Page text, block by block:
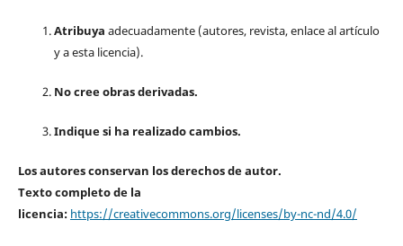
Atribuya adecuadamente (autores, revista, enlace al artículo
y a esta licencia).
No cree obras derivadas.
Indique si ha realizado cambios.
Los autores conservan los derechos de autor.
Texto completo de la
licencia: https://creativecommons.org/licenses/by-nc-nd/4.0/